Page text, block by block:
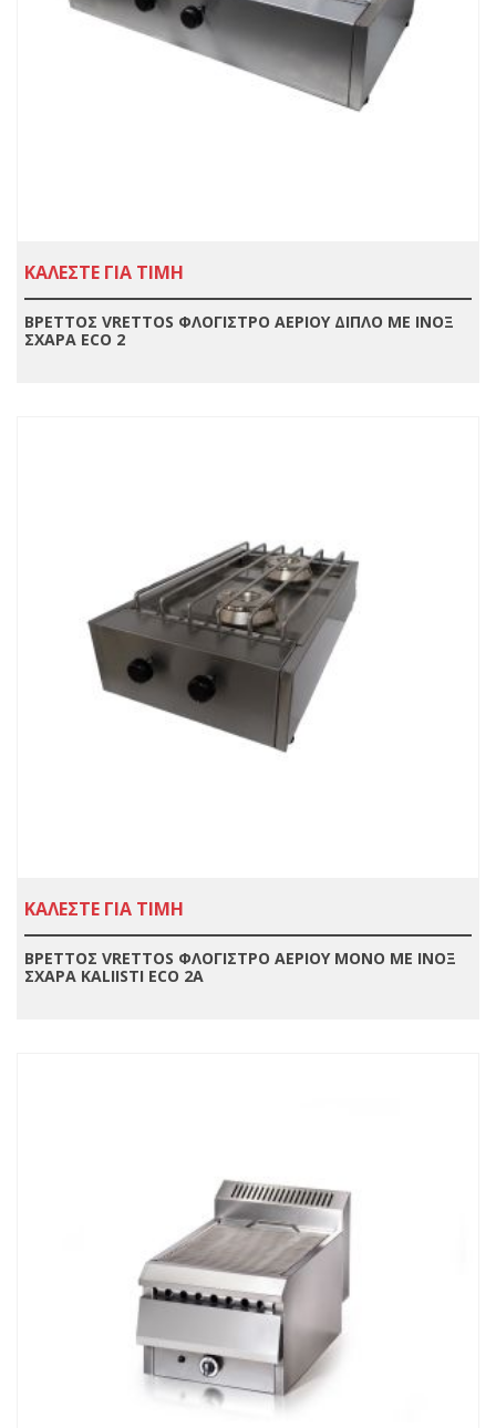
ΚΑΛΕΣΤΕ ΓΙΑ ΤΙΜΗ
ΒΡΕΤΤΟΣ VRETTOS ΦΛΟΓΙΣΤΡΟ ΑΕΡΙΟΥ ΔΙΠΛΟ ΜΕ ΙΝΟΞ
ΣΧΑΡΑ ECO 2
ΚΑΛΕΣΤΕ ΓΙΑ ΤΙΜΗ
ΒΡΕΤΤΟΣ VRETTOS ΦΛΟΓΙΣΤΡΟ ΑΕΡΙΟΥ ΜΟΝΟ ΜΕ ΙΝΟΞ
ΣΧΑΡΑ KALIISTI ECO 2A